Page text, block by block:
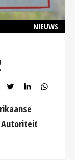
NIEUWS
Autoriteit